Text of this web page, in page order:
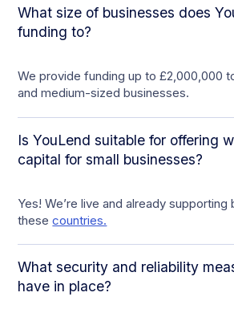
What size of businesses does
funding to?
We provide funding up to £2,000,000
and medium-sized businesses.
Is YouLend suitable for offering
capital for small businesses?
Yes! We’re live and already supporting
thesecountries.
What security and reliability
have in place?